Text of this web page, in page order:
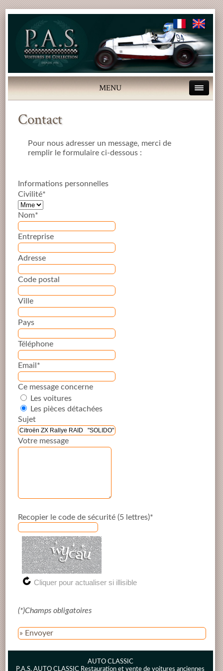
MENU
Contact
Pour nous adresser un message, merci de
remplir le formulaire ci-dessous :
Informations personnelles
Civilité*
Nom*
Entreprise
Adresse
Code postal
Ville
Pays
Téléphone
Email*
Ce message concerne
Les voitures
Les pièces détachées
Sujet
Votre message
Recopier le code de sécurité (5 lettres)*
(*)Champs obligatoires
» Envoyer
AUTO CLASSIC
P.A.S. AUTO CLASSIC Restauration et vente de voitures anciennes